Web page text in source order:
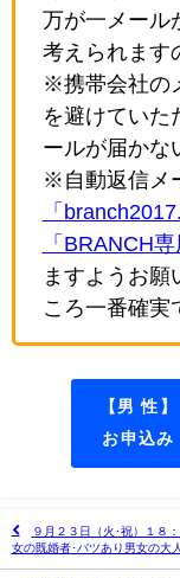
万が一メール
考えられます
※携帯会社の
を避けていた
ールが届かな
※自動返信メ
「
「BRANCH専
ますようお願
ころ一番確実
【男 性】
お申込み
９月２３日（火･祝）１８
女の既婚者･バツあり男女の大